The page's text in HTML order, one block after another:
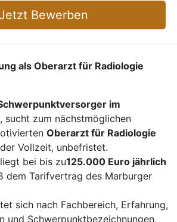
Jetzt Bewerben
als Oberarzt für Radiologie
im
, sucht zum nächstmöglichen
Oberarzt für Radiologie
Vollzeit, unbefristet.
bei bis zu125.000 Euro jährlich
dem Tarifvertrag des Marburger
sich nach Fachbereich, Erfahrung,
und Schwerpunktbezeichnungen.